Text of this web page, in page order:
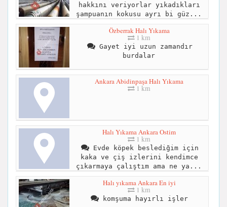
hakkını veriyorlar yıkadıkları
şampuanın kokusu ayrı bi güz...
Özberrak Halı Yıkama
1 km
Gayet iyi uzun zamandır
burdalar
Ankara Abidinpaşa Halı Yıkama
1 km
Halı Yıkama Ankara Ostim
1 km
Evde köpek beslediğim için
kaka ve çiş izlerini kendimce
çıkarmaya çalıştım ama ne ya...
Halı yıkama Ankara En iyi
1 km
komşuma hayırlı işler